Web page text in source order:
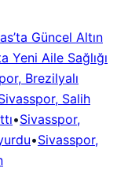
Güncel Altın
Yeni Aile Sağlığı
Brezilyalı
Salih
•Sivasspor,
•Sivasspor,